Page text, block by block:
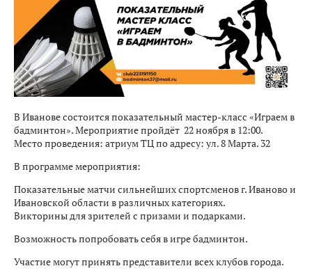
В Иванове состоится показательный мастер-класс «Играем в
бадминтон». Мероприятие пройдёт 22 ноября в 12:00.
Место проведения: атриум ТЦ по адресу: ул. 8 Марта. 32
В программе мероприятия:
Показательные матчи сильнейших спортсменов г. Иваново и
Ивановской области в различных категориях.
Викторины для зрителей с призами и подарками.
Возможность попробовать себя в игре бадминтон.
Участие могут принять представители всех клубов города.